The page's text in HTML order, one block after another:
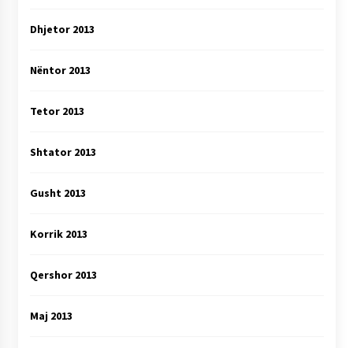
Dhjetor 2013
Nëntor 2013
Tetor 2013
Shtator 2013
Gusht 2013
Korrik 2013
Qershor 2013
Maj 2013